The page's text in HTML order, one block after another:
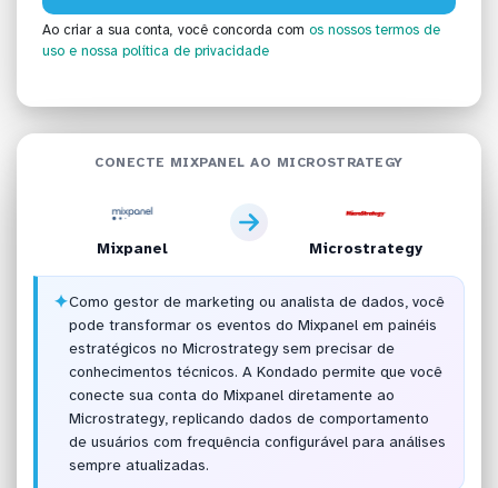
Ao criar a sua conta, você concorda com os nossos termos de
uso e nossa política de privacidade
CONECTE MIXPANEL AO MICROSTRATEGY
Mixpanel Microstrategy
✦Como gestor de marketing ou analista de dados, você
pode transformar os eventos do Mixpanel em painéis
estratégicos no Microstrategy sem precisar de
conhecimentos técnicos. A Kondado permite que você
conecte sua conta do Mixpanel diretamente ao
Microstrategy, replicando dados de comportamento
de usuários com frequência configurável para análises
sempre atualizadas.